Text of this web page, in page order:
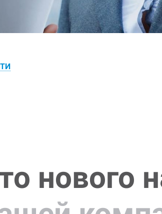
нового